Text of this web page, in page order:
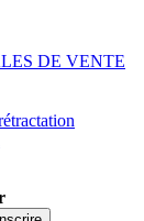
DE VENTE